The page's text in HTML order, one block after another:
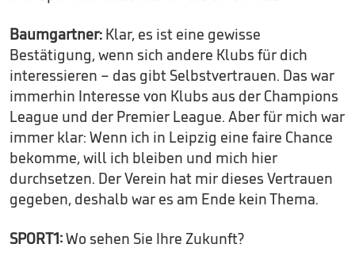
Baumgartner: Klar, es ist eine gewisse
Bestätigung, wenn sich andere Klubs für dich
interessieren – das gibt Selbstvertrauen. Das war
immerhin Interesse von Klubs aus der Champions
League und der Premier League. Aber für mich war
immer klar: Wenn ich in Leipzig eine faire Chance
bekomme, will ich bleiben und mich hier
durchsetzen. Der Verein hat mir dieses Vertrauen
gegeben, deshalb war es am Ende kein Thema.
SPORT1:Wo sehen Sie Ihre Zukunft?